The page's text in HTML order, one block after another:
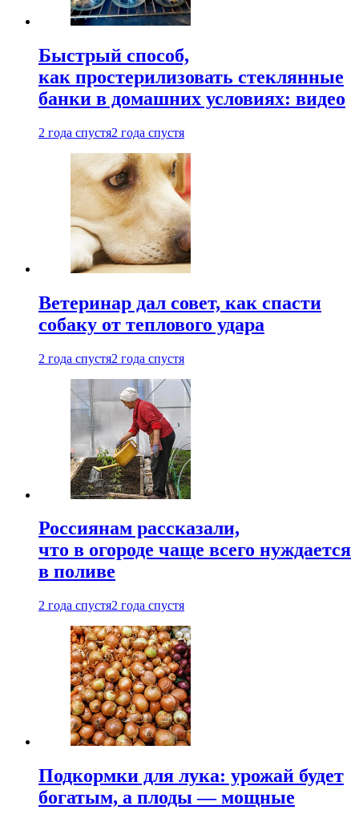
Быстрый способ,
как простерилизовать стеклянные
банки в домашних условиях: видео
2 года спустя2 года спустя
Ветеринар дал совет, как спасти
собаку от теплового удара
2 года спустя2 года спустя
Россиянам рассказали,
что в огороде чаще всего нуждается
в поливе
2 года спустя2 года спустя
Подкормки для лука: урожай будет
богатым, а плоды — мощные